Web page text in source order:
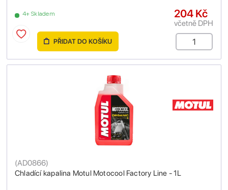
4+ Skladem 204 Kč
včetně DPH
PŘIDAT DO KOŠÍKU
Chladící kapalina Motul Motocool Factory Line - 1L
(AD0866)